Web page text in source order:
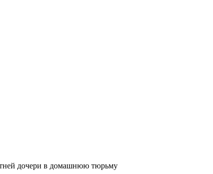
дочери в домашнюю тюрьму